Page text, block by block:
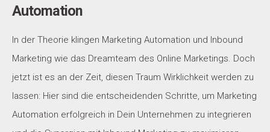
Automation
In der Theorie klingen Marketing Automation und Inbound
Marketing wie das Dreamteam des Online Marketings. Doch
jetzt ist es an der Zeit, diesen Traum Wirklichkeit werden zu
lassen: Hier sind die entscheidenden Schritte, um Marketing
Automation erfolgreich in Dein Unternehmen zu integrieren